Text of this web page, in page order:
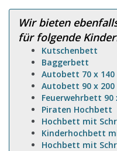
Wir bieten
für folgende
Kutschenbett
Baggerbett
Autobett 70 x 140
Autobett 90 x 200
Feuerwehrbett 90
Piraten Hochbett
Hochbett mit
Kinderhochbett
Hochbett mit